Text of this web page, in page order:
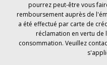
pourrez peut-être vous
remboursement auprès de
a été effectué par carte de
réclamation en vertu de
consommation. Veuillez